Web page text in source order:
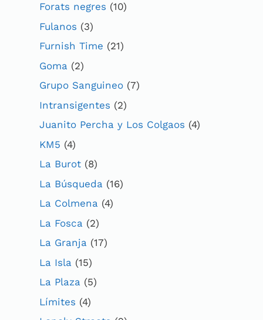
Forats negres (10)
Fulanos (3)
Furnish Time (21)
Goma (2)
Grupo Sanguineo (7)
Intransigentes (2)
Juanito Percha y Los Colgaos (4)
KM5 (4)
La Burot (8)
La Búsqueda (16)
La Colmena (4)
La Fosca (2)
La Granja (17)
La Isla (15)
La Plaza (5)
Límites (4)